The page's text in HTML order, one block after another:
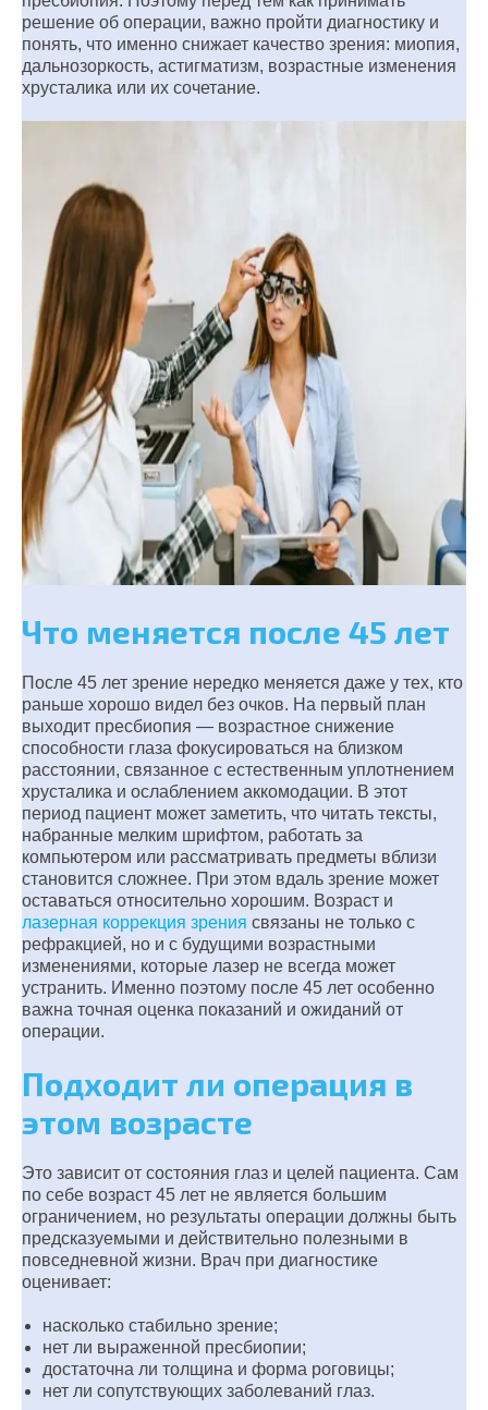
решение об операции, важно пройти диагностику и
понять, что именно снижает качество зрения: миопия,
дальнозоркость, астигматизм, возрастные изменения
хрусталика или их сочетание.
Что меняется после 45 лет
После 45 лет зрение нередко меняется даже у тех, кто
раньше хорошо видел без очков. На первый план
выходит пресбиопия — возрастное снижение
способности глаза фокусироваться на близком
расстоянии, связанное с естественным уплотнением
хрусталика и ослаблением аккомодации. В этот
период пациент может заметить, что читать тексты,
набранные мелким шрифтом, работать за
компьютером или рассматривать предметы вблизи
становится сложнее. При этом вдаль зрение может
оставаться относительно хорошим. Возраст и
лазерная коррекция зрения связаны не только с
рефракцией, но и с будущими возрастными
изменениями, которые лазер не всегда может
устранить. Именно поэтому после 45 лет особенно
важна точная оценка показаний и ожиданий от
операции.
Подходит ли операция в
этом возрасте
Это зависит от состояния глаз и целей пациента. Сам
по себе возраст 45 лет не является большим
ограничением, но результаты операции должны быть
предсказуемыми и действительно полезными в
повседневной жизни. Врач при диагностике
оценивает:
насколько стабильно зрение;
нет ли выраженной пресбиопии;
достаточна ли толщина и форма роговицы;
нет ли сопутствующих заболеваний глаз.